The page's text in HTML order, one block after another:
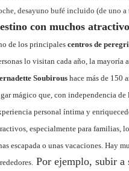
desayuno bufé incluido (de uno
con muchos
de los principales centros de
lo visitan cada año, la mayoría
Soubirous hace más de 150
mágico que, con independencia de
personal íntima y
especialmente para familias,
escapada o unas vacaciones. Hay
Por ejemplo, subir a